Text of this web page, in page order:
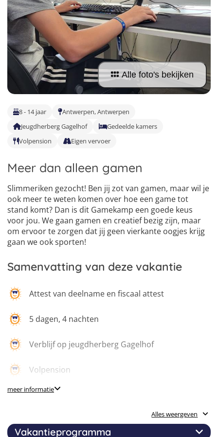
Vind jouw perfecte kamp
Beantwoord een paar korte vragen en wij doen de rest.
Alle foto's bekijken
8 - 14 jaar
Antwerpen, Antwerpen
Jeugdherberg Gagelhof
Gedeelde kamers
Volpension
Eigen vervoer
Meer dan alleen gamen
Slimmeriken gezocht! Ben jij zot van gamen, maar wil je
ook meer te weten komen over hoe een game tot
stand komt? Dan is dit Gamekamp een goede keus
voor jou. We gaan gamen en creatief bezig zijn, maar
om ervoor te zorgen dat jij geen vierkante oogjes krijg
gaan we ook sporten!
Samenvatting van deze vakantie
Attest van deelname en fiscaal attest
5 dagen, 4 nachten
Verblijf op jeugdherberg Gagelhof
Volpension
Gamingsessies
meer informatie
Alles weergeven
Vakantieprogramma